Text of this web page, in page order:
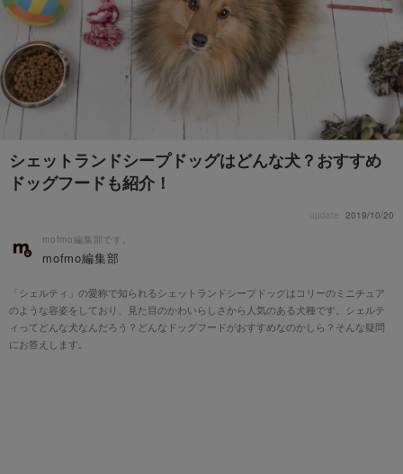
シェットランドシープドッグはどんな犬？おすすめ
ドッグフードも紹介！
update
2019/10/20
mofmo編集部です。
mofmo編集部
「シェルティ」の愛称で知られるシェットランドシープドッグはコリーのミニチュア
のような容姿をしており、見た目のかわいらしさから人気のある犬種です。シェルテ
ィってどんな犬なんだろう？どんなドッグフードがおすすめなのかしら？そんな疑問
にお答えします。